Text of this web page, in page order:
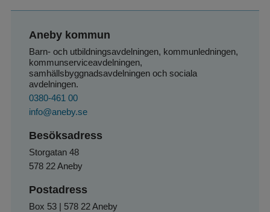
Aneby kommun
Barn- och utbildningsavdelningen, kommunledningen,
kommunserviceavdelningen,
samhällsbyggnadsavdelningen och sociala
avdelningen.
0380-461 00
info@aneby.se
Besöksadress
Storgatan 48
578 22 Aneby
Postadress
Box 53 | 578 22 Aneby